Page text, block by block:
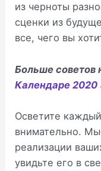
из черноты
сценки из
все, чего вы
Больше
Календаре 2020
Осветите
внимательно.
реализации
увидьте его в